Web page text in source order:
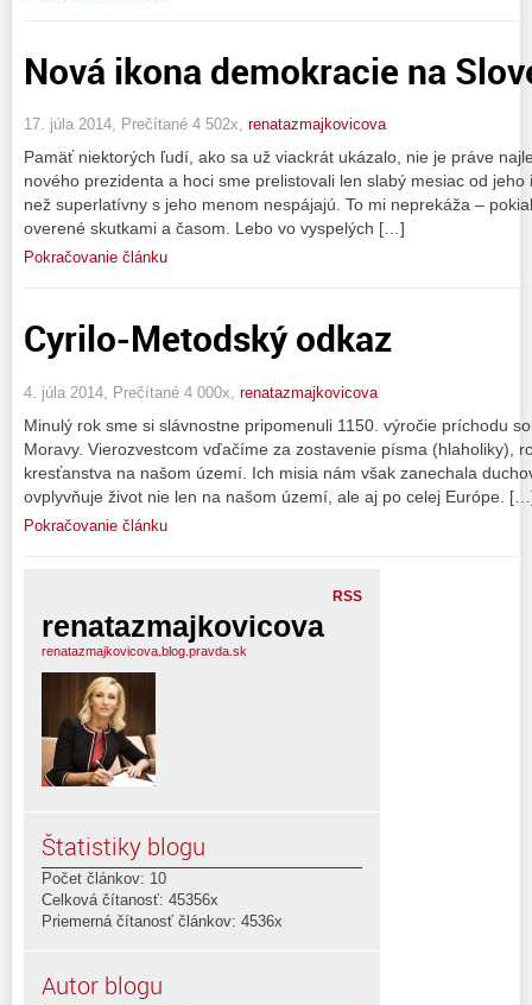
Nová ikona demokracie na
17. júla 2014, Prečítané 4 502x, renatazmajkovicova
Pamäť niektorých ľudí, ako sa už viackrát ukázalo, nie je práve
nového prezidenta a hoci sme prelistovali len slabý mesiac od
než superlatívny s jeho menom nespájajú. To mi neprekáža –
overené skutkami a časom. Lebo vo vyspelých […]
Pokračovanie článku
Cyrilo-Metodský odkaz
4. júla 2014, Prečítané 4 000x, renatazmajkovicova
Minulý rok sme si slávnostne pripomenuli 1150. výročie príchodu
Moravy. Vierozvestcom vďačíme za zostavenie písma (hlaholiky),
kresťanstva na našom území. Ich misia nám však zanechala
ovplyvňuje život nie len na našom území, ale aj po celej Európe.
Pokračovanie článku
RSS
renatazmajkovicova
renatazmajkovicova.blog.pravda.sk
Štatistiky blogu
Počet článkov: 10
Celková čítanosť: 45356x
Priemerná čítanosť článkov: 4536x
Autor blogu